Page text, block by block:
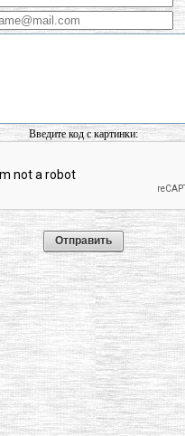
Введите код с картинки: